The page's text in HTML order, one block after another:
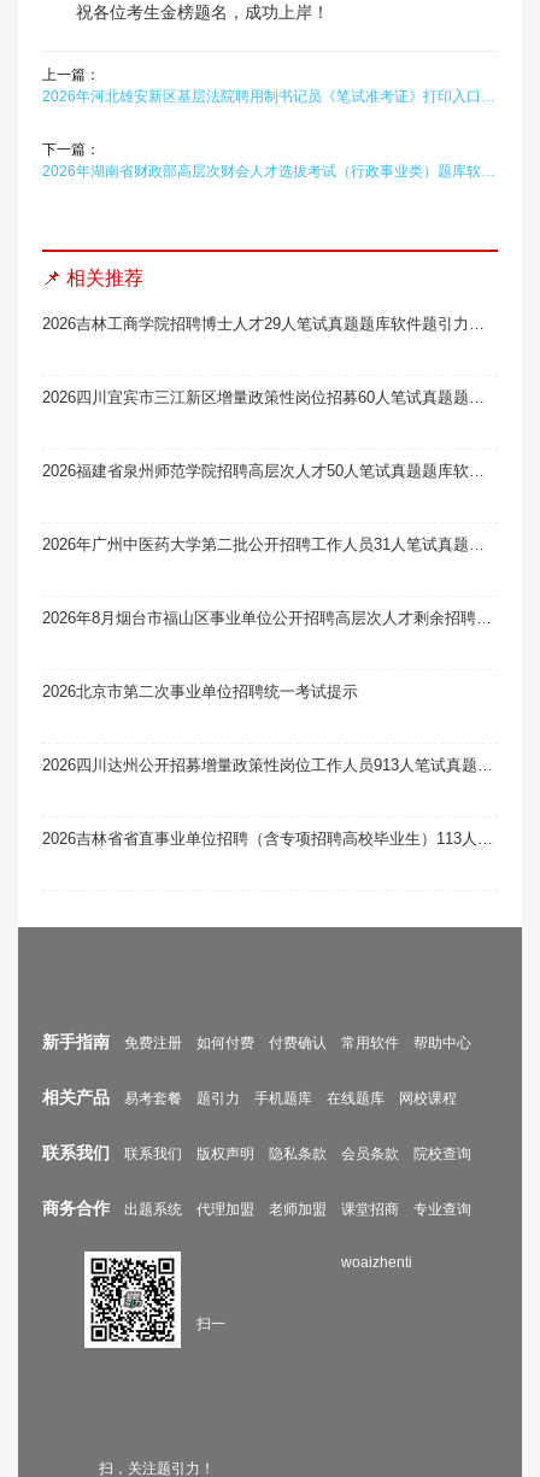
祝各位考生金榜题名，成功上岸！
上一篇：
下一篇：
📌 相关推荐
2026北京市第二次事业单位招聘统一考试提示
新手指南 免费注册 如何付费 付费确认 常用软件 帮助中心
相关产品 易考套餐 题引力 手机题库 在线题库 网校课程
联系我们 联系我们 版权声明 隐私条款 会员条款 院校查询
商务合作 出题系统 代理加盟 老师加盟 课堂招商 专业查询
扫一
扫，关注题引力！
woaizhenti